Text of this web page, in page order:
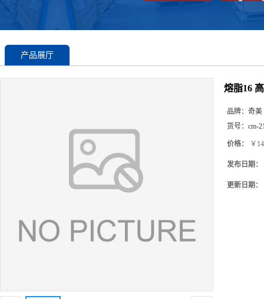
产品展厅
熔脂16
品牌： 奇美
货号： cm-
价格： ￥
发布日期：
更新日期：